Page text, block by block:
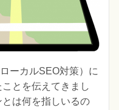
ーカルSEO対策）に
とを伝えてきまし
は何を指しいるの